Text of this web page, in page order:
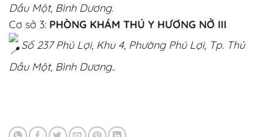
Dầu Một, Bình Dương.
Cơ sở 3: PHÒNG KHÁM THÚ Y HƯƠNG NỞ III
Số 237 Phú Lợi, Khu 4, Phường Phú Lợi, Tp. Thủ
Dầu Một, Bình Dương..